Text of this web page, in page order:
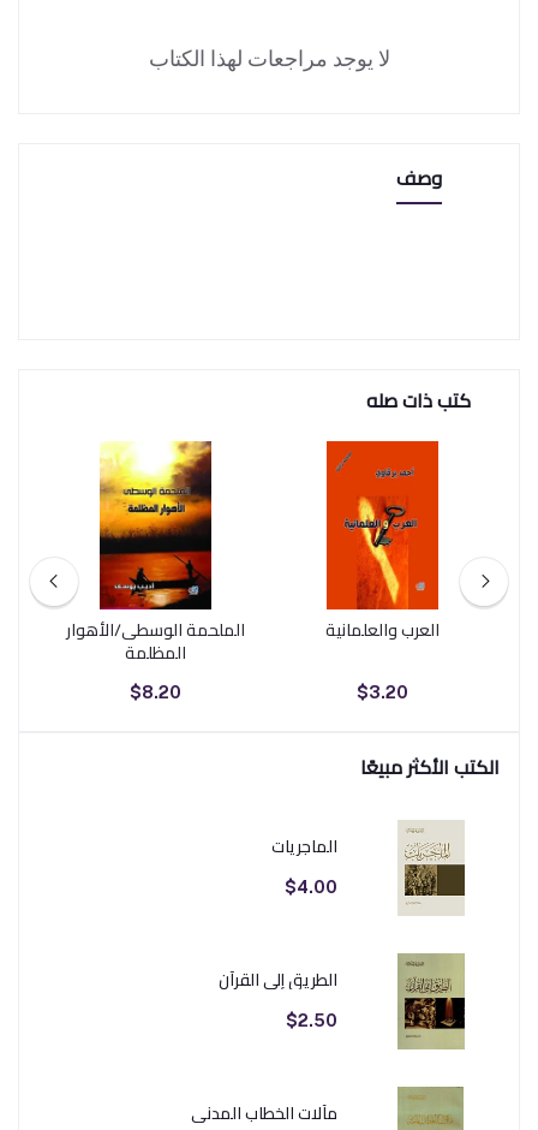
لا يوجد مراجعات لهذا الكتاب
وصف
كتب ذات صله
العرب والعلمانية
$3.20
الملحمة الوسطى/الأهوار
المظلمة
$8.20
الكتب الأكثر مبيعًا
الماجريات
$4.00
الطريق إلى القرآن
$2.50
مآلات الخطاب المدني